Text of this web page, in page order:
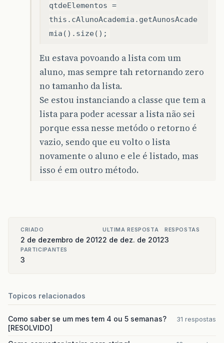
qtdeElementos =
this.cAlunoAcademia.getAunosAcade
mia().size();
Eu estava povoando a lista com um
aluno, mas sempre tah retornando zero
no tamanho da lista.
Se estou instanciando a classe que tem a
lista para poder acessar a lista não sei
porque essa nesse metódo o retorno é
vazio, sendo que eu volto o lista
novamente o aluno e ele é listado, mas
isso é em outro método.
CRIADO
2 de dezembro de 2012
ULTIMA RESPOSTA
2 de dez. de 2012
RESPOSTAS
3
PARTICIPANTES
3
Topicos relacionados
Como saber se um mes tem 4 ou 5 semanas?
[RESOLVIDO]
31 respostas